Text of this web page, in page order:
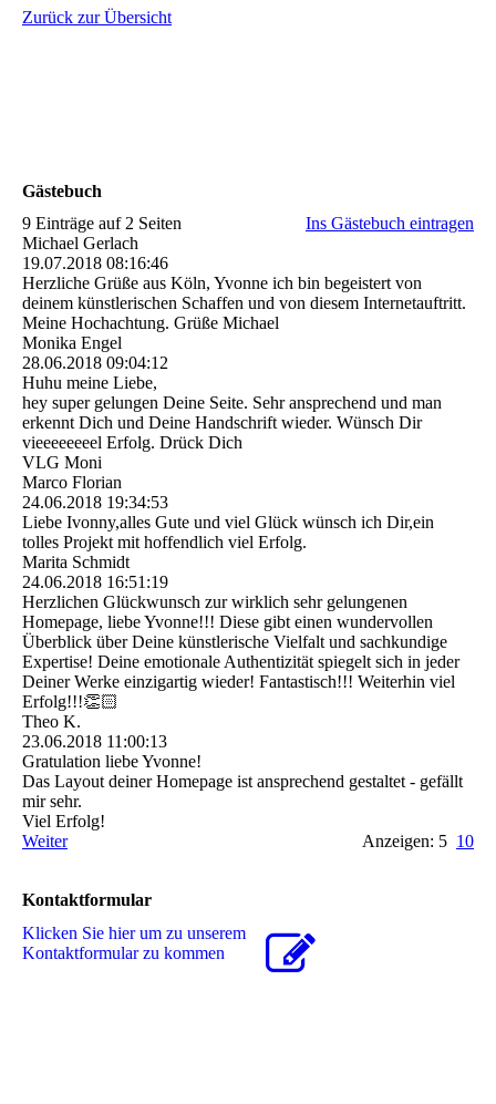
Zurück zur Übersicht
Gästebuch
9 Einträge auf 2 Seiten
Ins Gästebuch eintragen
Michael Gerlach
19.07.2018 08:16:46
Herzliche Grüße aus Köln, Yvonne ich bin begeistert von
deinem künstlerischen Schaffen und von diesem Internetauftritt.
Meine Hochachtung. Grüße Michael
Monika Engel
28.06.2018 09:04:12
Huhu meine Liebe,
hey super gelungen Deine Seite. Sehr ansprechend und man
erkennt Dich und Deine Handschrift wieder. Wünsch Dir
vieeeeeeeel Erfolg. Drück Dich
VLG Moni
Marco Florian
24.06.2018 19:34:53
Liebe Ivonny,alles Gute und viel Glück wünsch ich Dir,ein
tolles Projekt mit hoffendlich viel Erfolg.
Marita Schmidt
24.06.2018 16:51:19
Herzlichen Glückwunsch zur wirklich sehr gelungenen
Homepage, liebe Yvonne!!! Diese gibt einen wundervollen
Überblick über Deine künstlerische Vielfalt und sachkundige
Expertise! Deine emotionale Authentizität spiegelt sich in jeder
Deiner Werke einzigartig wieder! Fantastisch!!! Weiterhin viel
Erfolg!!!👏🏻
Theo K.
23.06.2018 11:00:13
Gratulation liebe Yvonne!
Das Layout deiner Homepage ist ansprechend gestaltet - gefällt
mir sehr.
Viel Erfolg!
Weiter
Anzeigen: 5 10
Kontaktformular
Klicken Sie hier um zu unserem
Kon­takt­for­mu­lar zu kommen